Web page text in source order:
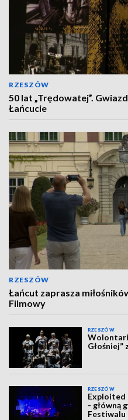
RZESZÓW
50 lat „Trędowatej”.
Łańcucie
RZESZÓW
Łańcut zaprasza
Filmowy
RZESZÓW
Głośniej”
RZESZÓW
Exploited
- główną
Festiwalu